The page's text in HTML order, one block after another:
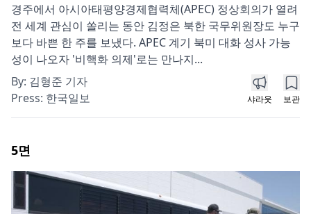
경주에서 아시아태평양경제협력체(APEC) 정상회의가 열려
전 세계 관심이 쏠리는 동안 김정은 북한 국무위원장도 누구
보다 바쁜 한 주를 보냈다. APEC 계기 북미 대화 성사 가능
성이 나오자 '비핵화 의제'로는 만나지...
By: 김형준 기자
Press: 한국일보 샤라웃 보관
5면